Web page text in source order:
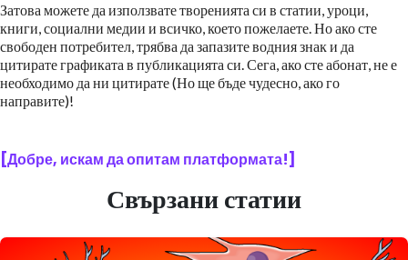
Затова можете да използвате творенията си в статии, уроци,
книги, социални медии и всичко, което пожелаете. Но ако сте
свободен потребител, трябва да запазите водния знак и да
цитирате графиката в публикацията си. Сега, ако сте абонат, не е
необходимо да ни цитирате (Но ще бъде чудесно, ако го
направите)!
[Добре, искам да опитам платформата!]
Свързани статии